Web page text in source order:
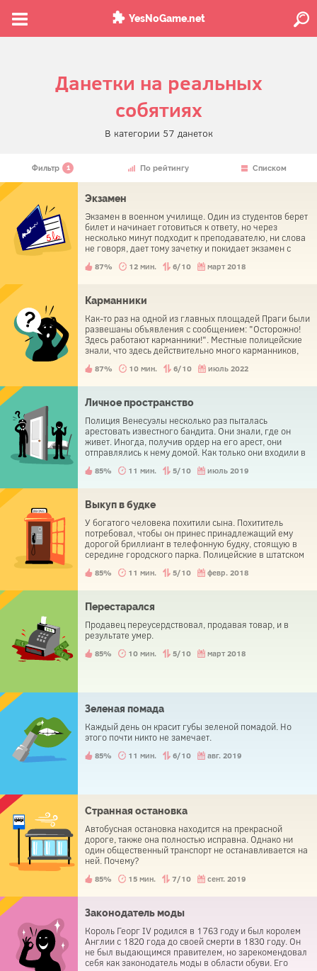
YesNoGame.net
Данетки на реальных
собятиях
В категории 57 данеток
Фильтр 1 По рейтингу Списком
Экзамен
Экзамен в военном училище. Один из студентов берет
билет и начинает готовиться к ответу, но через
несколько минут подходит к преподавателю, ни слова
не говоря, дает тому зачетку и покидает экзамен с
87% 12 мин. 6/10 март 2018
Карманники
Как-то раз на одной из главных площадей Праги были
развешаны объявления с сообщением: "Осторожно!
Здесь работают карманники!". Местные полицейские
знали, что здесь действительно много карманников,
87% 10 мин. 6/10 июль 2022
Личное пространство
Полиция Венесуэлы несколько раз пыталась
арестовать известного бандита. Они знали, где он
живет. Иногда, получив ордер на его арест, они
отправлялись к нему домой. Как только они входили в
оставалось делать, кроме как уйти ни с чем.
85% 11 мин. 5/10 июль 2019
Выкуп в будке
У богатого человека похитили сына. Похититель
потребовал, чтобы он принес принадлежащий ему
дорогой бриллиант в телефонную будку, стоящую в
середине городского парка. Полицейские в штатском
или его посредника. Отец похищенного ребенка
хитрому преступнику вынести алмаз из парка, ни
85% 11 мин. 5/10 февр. 2018
Перестарался
Продавец переусердствовал, продавая товар, и в
результате умер.
85% 10 мин. 5/10 март 2018
Зеленая помада
Каждый день он красит губы зеленой помадой. Но
этого почти никто не замечает.
85% 11 мин. 6/10 авг. 2019
Странная остановка
Автобусная остановка находится на прекрасной
дороге, также она полностью исправна. Однако ни
один общественный транспорт не останавливается на
ней. Почему?
85% 15 мин. 7/10 сент. 2019
Законодатель моды
Король Георг IV родился в 1763 году и был королем
Англии с 1820 года до своей смерти в 1830 году. Он
не был выдающимся правителем, но зарекомендовал
себя как законодатель моды в области обуви. Его